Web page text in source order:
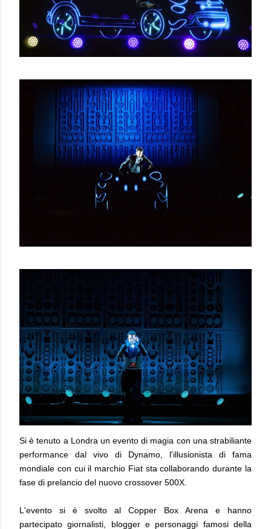
Si è tenuto a Londra un evento di magia con una strabiliante
performance dal vivo di Dynamo, l'illusionista di fama
mondiale con cui il marchio Fiat sta collaborando durante la
fase di prelancio del nuovo crossover 500X.
L'evento si è svolto al Copper Box Arena e hanno
partecipato giornalisti, blogger e personaggi famosi della